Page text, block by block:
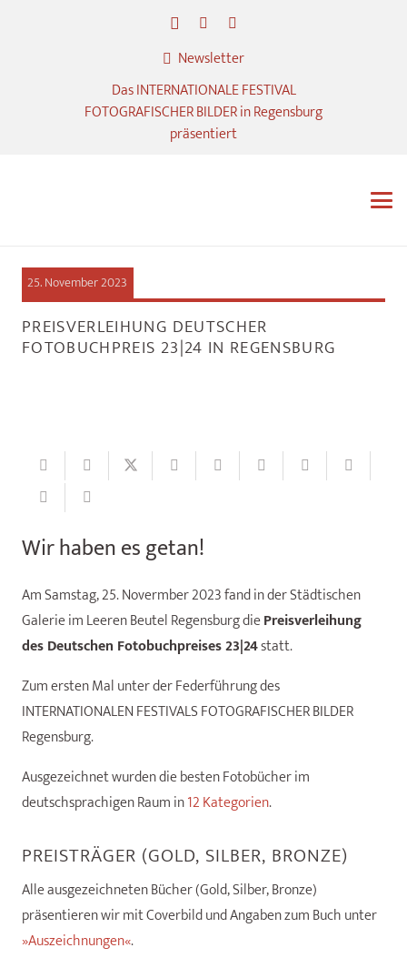
Newsletter
Das INTERNATIONALE FESTIVAL
FOTOGRAFISCHER BILDER in Regensburg
präsentiert
25. November 2023
PREISVERLEIHUNG DEUTSCHER
FOTOBUCHPREIS 23|24 IN REGENSBURG
Wir haben es getan!
Am Samstag, 25. Novermber 2023 fand in der Städtischen
Galerie im Leeren Beutel Regensburg diePreisverleihung
des Deutschen Fotobuchpreises 23|24statt.
Zum ersten Mal unter der Federführung des
INTERNATIONALEN FESTIVALS FOTOGRAFISCHER BILDER
Regensburg.
Ausgezeichnet wurden die besten Fotobücher im
deutschsprachigen Raum in12 Kategorien.
PREISTRÄGER (GOLD, SILBER, BRONZE)
Alle ausgezeichneten Bücher (Gold, Silber, Bronze)
präsentieren wir mit Coverbild und Angaben zum Buch unter
»Auszeichnungen«.